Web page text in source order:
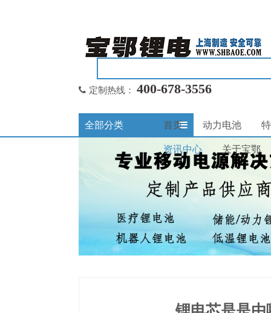
定制热线： 400-678-3556
全部分类 首页 动力电池
资讯中心 关于宝鄂